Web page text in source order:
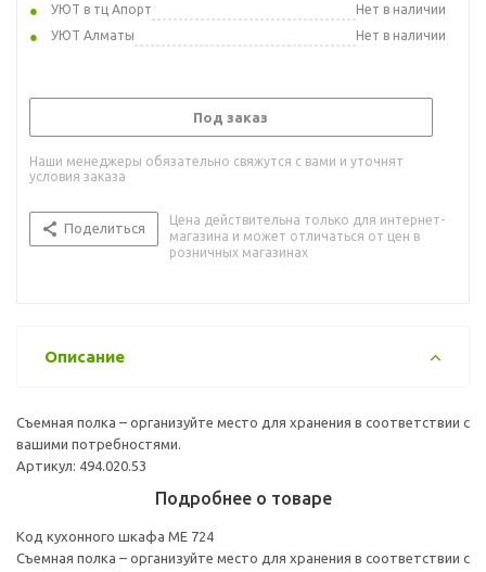
УЮТ в тц Апорт
Нет в наличии
УЮТ Алматы
Нет в наличии
Под заказ
Наши менеджеры обязательно свяжутся с вами и уточнят
условия заказа
Поделиться
Цена действительна только для интернет-
магазина и может отличаться от цен в
розничных магазинах
Описание
Съемная полка – организуйте место для хранения в соответствии с
вашими потребностями.
Артикул: 494.020.53
Подробнее о товаре
Код кухонного шкафа ME 724
Съемная полка – организуйте место для хранения в соответствии с